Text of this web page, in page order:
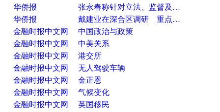
华侨报
张永春称针对立法、监督及…
华侨报
戴建业在深合区调研 重点…
金融时报中文网
中国政治与政策
金融时报中文网
中美关系
金融时报中文网
港交所
金融时报中文网
无人驾驶车辆
金融时报中文网
金正恩
金融时报中文网
气候变化
金融时报中文网
英国移民